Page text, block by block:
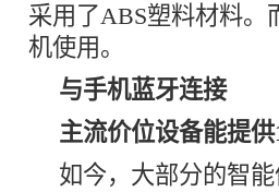
采用了ABS塑料材料。
机使用。
与手机蓝牙连接
主流价位设备能提
如今，大部分的智